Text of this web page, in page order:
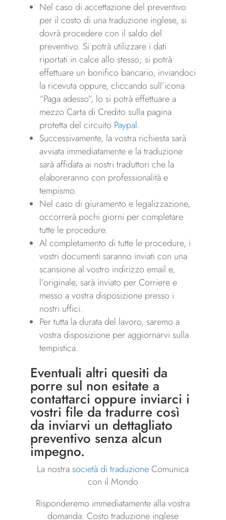
Nel caso di accettazione del preventivo
per il costo di una traduzione inglese, si
dovrà procedere con il saldo del
preventivo. Si potrà utilizzare i dati
riportati in calce allo stesso; si potrà
effettuare un bonifico bancario, inviandoci
la ricevuta oppure, cliccando sull’icona
“Paga adesso”, lo si potrà effettuare a
mezzo Carta di Credito sulla pagina
protetta del circuito Paypal.
Successivamente, la vostra richiesta sarà
avviata immediatamente e la traduzione
sarà affidata ai nostri traduttori che la
elaboreranno con professionalità e
tempismo.
Nel caso di giuramento e legalizzazione,
occorrerà pochi giorni per completare
tutte le procedure.
Al completamento di tutte le procedure, i
vostri documenti saranno inviati con una
scansione al vostro indirizzo email e,
l’originale, sarà inviato per Corriere e
messo a vostra disposizione presso i
nostri uffici.
Per tutta la durata del lavoro, saremo a
vostra disposizione per aggiornarvi sulla
tempistica.
Eventuali altri quesiti da
porre sul non esitate a
contattarci oppure inviarci i
vostri file da tradurre così
da inviarvi un dettagliato
preventivo senza alcun
impegno.
La nostrasocietà di traduzioneComunica
con il Mondo
Risponderemo immediatamente alla vostra
domanda: Costo traduzione inglese